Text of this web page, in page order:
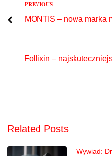
Nawigacja
wpisu
Previous
PREVIOUS
MONTIS – nowa marka
Follixin –
Related Posts
Wywiad: